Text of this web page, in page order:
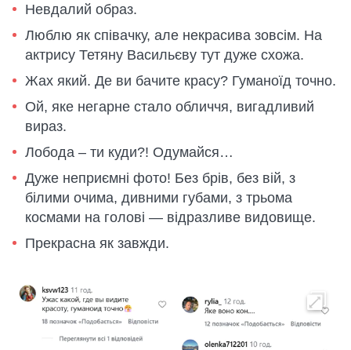
Невдалий образ.
Люблю як співачку, але некрасива зовсім. На
актрису Тетяну Васильєву тут дуже схожа.
Жах який. Де ви бачите красу? Гуманоїд точно.
Ой, яке негарне стало обличчя, вигадливий
вираз.
Лобода – ти куди?! Одумайся…
Дуже неприємні фото! Без брів, без вій, з
білими очима, дивними губами, з трьома
космами на голові — відразливе видовище.
Прекрасна як завжди.